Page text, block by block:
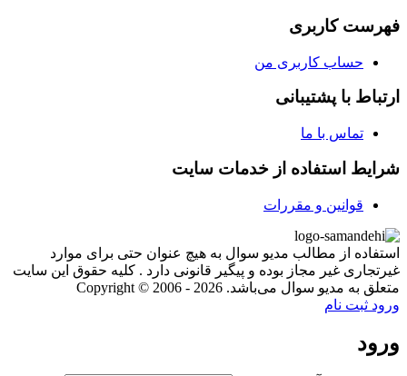
فهرست کاربری
حساب کاربری من
ارتباط با پشتیبانی
تماس با ما
شرایط استفاده از خدمات سایت
قوانین و مقررات
استفاده از مطالب مدیو سوال به هیچ عنوان حتی برای موارد
غیرتجاری غیر مجاز بوده و پیگیر قانونی دارد . کلیه حقوق این سایت
متعلق به مدیو سوال می‌باشد. Copyright © 2006 - 2026
ورود ثبت نام
ورود